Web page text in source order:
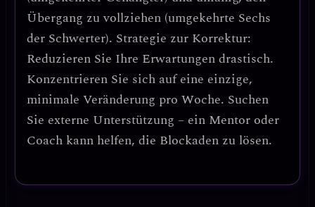
Übergang zu vollziehen (umgekehrte Sechs
der Schwerter). Strategie zur Korrektur:
Reduzieren Sie Ihre Erwartungen drastisch.
Konzentrieren Sie sich auf eine einzige,
minimale Veränderung pro Woche. Suchen
Sie externe Unterstützung – ein Mentor oder
Coach kann helfen, die Blockaden zu lösen.